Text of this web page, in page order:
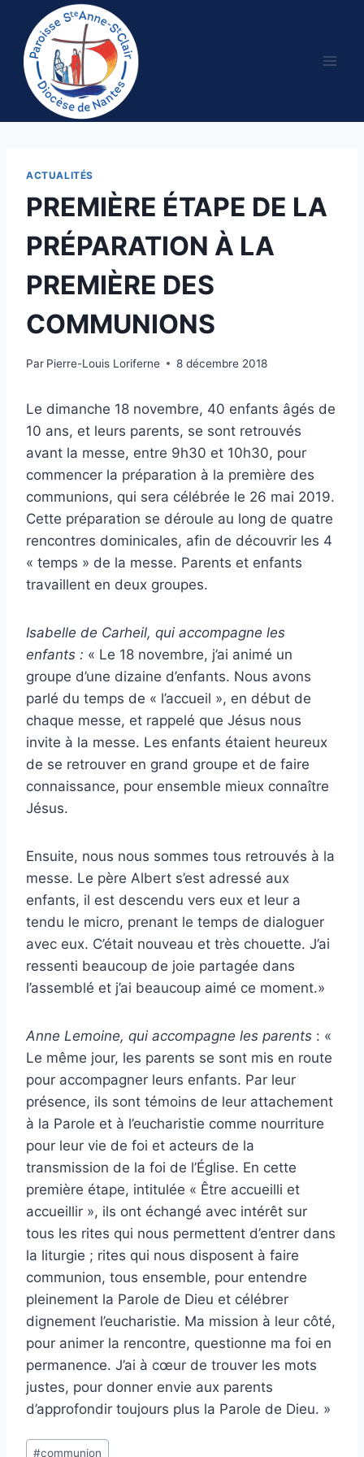
contenu
ACTUALITÉS
PREMIÈRE ÉTAPE DE LA
PRÉPARATION À LA
PREMIÈRE DES
COMMUNIONS
Par Pierre-Louis Loriferne 8 décembre 2018
Le dimanche 18 novembre, 40 enfants âgés de
10 ans, et leurs parents, se sont retrouvés
avant la messe, entre 9h30 et 10h30, pour
commencer la préparation à la première des
communions, qui sera célébrée le 26 mai 2019.
Cette préparation se déroule au long de quatre
rencontres dominicales, afin de découvrir les 4
« temps » de la messe. Parents et enfants
travaillent en deux groupes.
Isabelle de Carheil, qui accompagne les
enfants : « Le 18 novembre, j’ai animé un
groupe d’une dizaine d’enfants. Nous avons
parlé du temps de « l’accueil », en début de
chaque messe, et rappelé que Jésus nous
invite à la messe. Les enfants étaient heureux
de se retrouver en grand groupe et de faire
connaissance, pour ensemble mieux connaître
Jésus.
Ensuite, nous nous sommes tous retrouvés à la
messe. Le père Albert s’est adressé aux
enfants, il est descendu vers eux et leur a
tendu le micro, prenant le temps de dialoguer
avec eux. C’était nouveau et très chouette. J’ai
ressenti beaucoup de joie partagée dans
l’assemblé et j’ai beaucoup aimé ce moment.»
Anne Lemoine, qui accompagne les parents : «
Le même jour, les parents se sont mis en route
pour accompagner leurs enfants. Par leur
présence, ils sont témoins de leur attachement
à la Parole et à l’eucharistie comme nourriture
pour leur vie de foi et acteurs de la
transmission de la foi de l’Église. En cette
première étape, intitulée « Être accueilli et
accueillir », ils ont échangé avec intérêt sur
tous les rites qui nous permettent d’entrer dans
la liturgie ; rites qui nous disposent à faire
communion, tous ensemble, pour entendre
pleinement la Parole de Dieu et célébrer
dignement l’eucharistie. Ma mission à leur côté,
pour animer la rencontre, questionne ma foi en
permanence. J’ai à cœur de trouver les mots
justes, pour donner envie aux parents
d’approfondir toujours plus la Parole de Dieu. »
Étiquettes
#communion